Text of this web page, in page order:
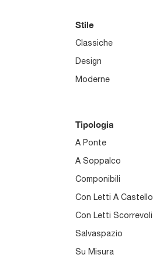
Stile
Classiche
Design
Moderne
Tipologia
A Ponte
A Soppalco
Componibili
Con Letti A Castello
Con Letti Scorrevoli
Salvaspazio
Su Misura